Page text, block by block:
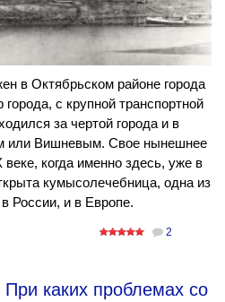
в Октябрьском районе города
с крупной транспортной
за чертой города и в
или Вишневым. Свое нынешнее
когда именно здесь, уже в
кумысолечебница, одна из
России, и в Европе.
2
При каких проблемах со